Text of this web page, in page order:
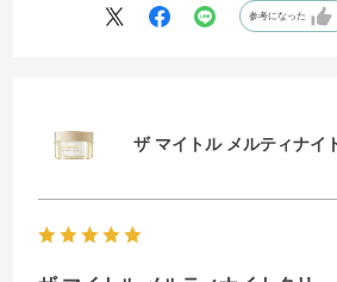
参考になった
ザ マイトル メルティナイ